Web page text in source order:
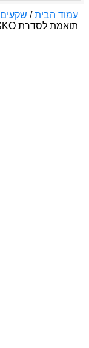
עמוד הבית/ שקעים
תואמת לסדרת NISKO מק"ט 37671526